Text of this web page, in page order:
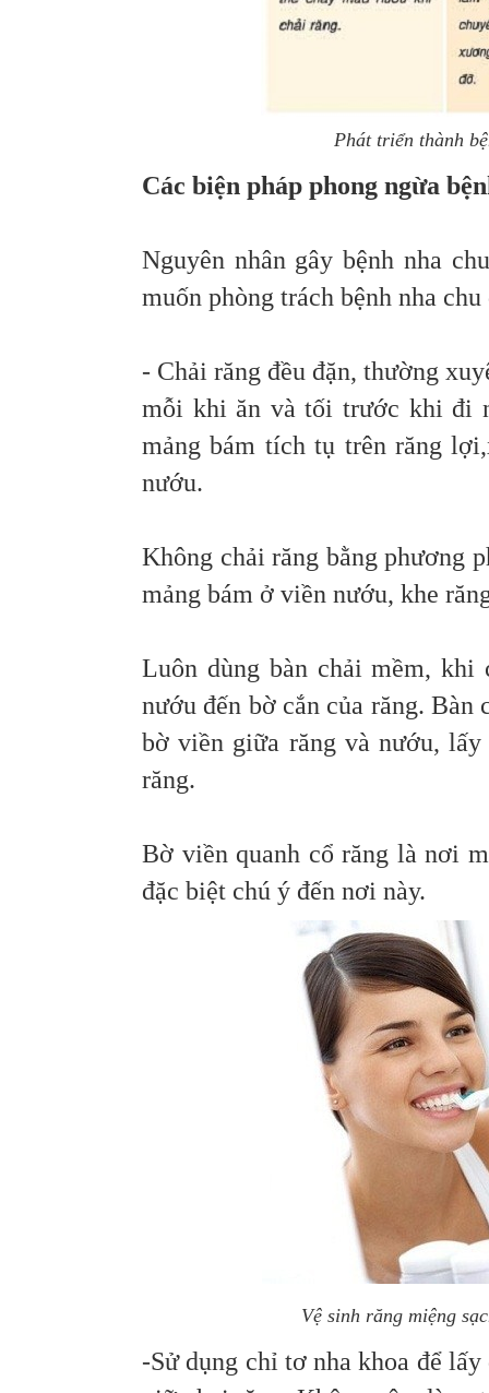
Phát triển thành
Các biện pháp phong ngừa
Nguyên nhân gây bệnh nha
muốn phòng trách bệnh nha
- Chải răng đều đặn, thường
mỗi khi ăn và tối trước khi đi
mảng bám tích tụ trên răng
nướu.
Không chải răng bằng phương
mảng bám ở viền nướu, khe
Luôn dùng bàn chải mềm,
nướu đến bờ cắn của răng. Bàn
bờ viền giữa răng và nướu,
răng.
Bờ viền quanh cổ răng là nơi
đặc biệt chú ý đến nơi này.
Vệ sinh răng miệng
-Sử dụng chỉ tơ nha khoa để